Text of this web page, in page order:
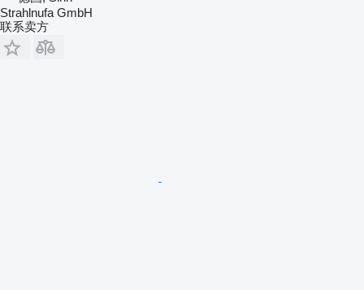
Strahlnufa GmbH
联系卖方